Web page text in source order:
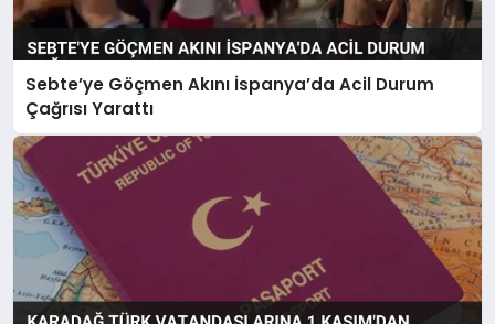
Sebte’ye Göçmen Akını İspanya’da Acil Durum
Çağrısı Yarattı